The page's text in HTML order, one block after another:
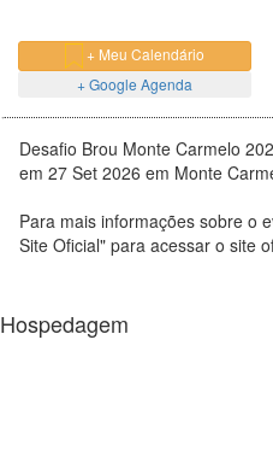
+ Meu Calendário
+ Google Agenda
Desafio Brou Monte Carmelo
em 27 Set 2026 em Monte
Para mais informações sobre o
Site Oficial" para acessar o site
Hospedagem